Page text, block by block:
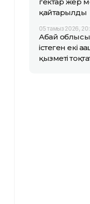
қайтарылды
05 тамыз 2026,
Абай
істеген екі
қызметі